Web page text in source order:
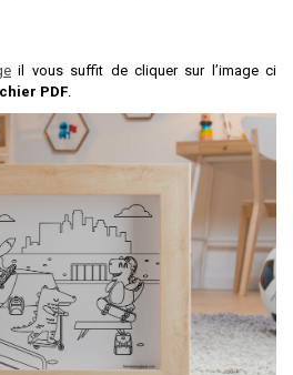
il vous suffit de cliquer sur l’image ci
PDF.